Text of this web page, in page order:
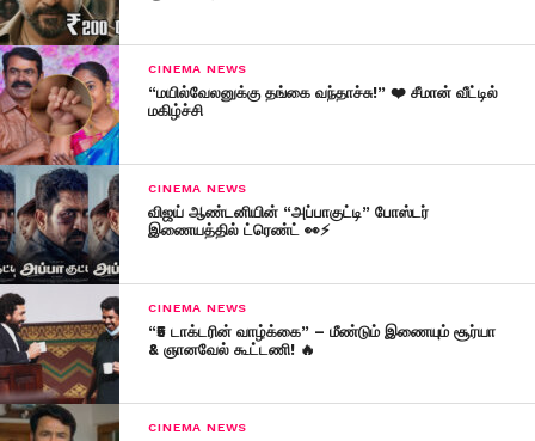
CINEMA NEWS
“மயில்வேலனுக்கு தங்கை வந்தாச்சு!” ❤️ சீமான் வீட்டில்
மகிழ்ச்சி
CINEMA NEWS
விஜய் ஆண்டனியின் “அப்பாகுட்டி” போஸ்டர்
இணையத்தில் ட்ரெண்ட் 👀⚡
CINEMA NEWS
“₹5 டாக்டரின் வாழ்க்கை” – மீண்டும் இணையும் சூர்யா
& ஞானவேல் கூட்டணி! 🔥
CINEMA NEWS